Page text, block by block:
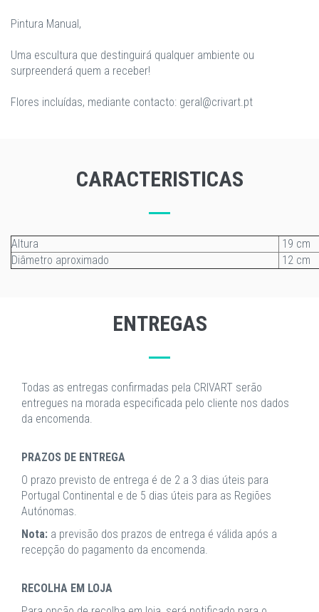
Pintura Manual,
Uma escultura que destinguirá qualquer ambiente ou
surpreenderá quem a receber!
​Flores incluídas, mediante contacto: geral@crivart.pt
CARACTERISTICAS
Altura
19 cm
Diâmetro aproximado
12 cm
ENTREGAS
Todas as entregas confirmadas pela CRIVART serão
entregues na morada especificada pelo cliente nos dados
da encomenda.
PRAZOS DE ENTREGA
O prazo previsto de entrega é de 2 a 3 dias úteis para
Portugal Continental e de 5 dias úteis para as Regiões
Autónomas.
Nota: a previsão dos prazos de entrega é válida após a
recepção do pagamento da encomenda.
RECOLHA EM LOJA